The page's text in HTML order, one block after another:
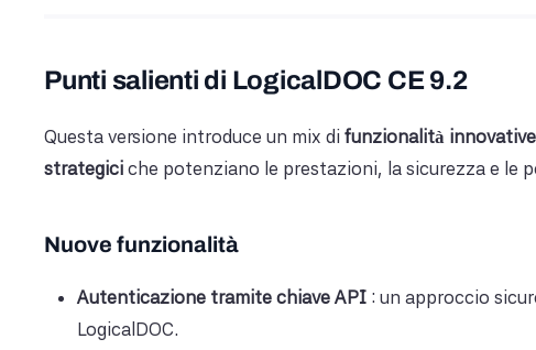
Punti salienti di LogicalDOC CE 9.2
Questa versione introduce un mix di funzionalità innovative
strategici che potenziano le prestazioni, la sicurezza e le
Nuove funzionalità
Autenticazione tramite chiave API : un approccio
LogicalDOC.